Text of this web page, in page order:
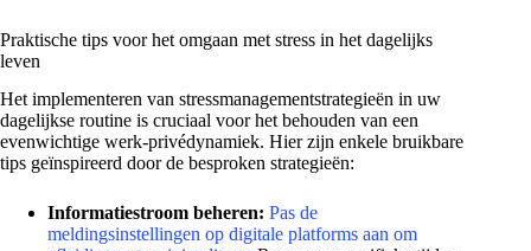
Praktische tips voor het omgaan met stress in het dagelijks
leven
Het implementeren van stressmanagementstrategieën in uw
dagelijkse routine is cruciaal voor het behouden van een
evenwichtige werk-privédynamiek. Hier zijn enkele bruikbare
tips geïnspireerd door de besproken strategieën:
Informatiestroom beheren: Pas de
meldingsinstellingen op digitale platforms aan om